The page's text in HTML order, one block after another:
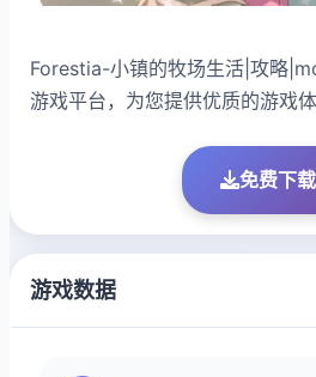
Forestia-小镇的牧场生活|攻略
游戏平台，为您提供优质的游戏体
免费下载
游戏数据